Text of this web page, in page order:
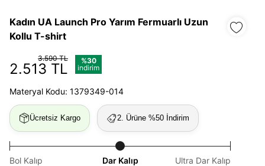
Kadın UA Launch Pro Yarım Fermuarlı Uzun
Kollu T-shirt
3.590 TL
2.513 TL
%30
indirim
Materyal Kodu: 1379349-014
Ücretsiz Kargo 2. Ürüne %50 İndirim
Bol Kalıp Dar Kalıp Ultra Dar Kalıp
Giriş Yap Kayıt Ol
E-posta
Şifre